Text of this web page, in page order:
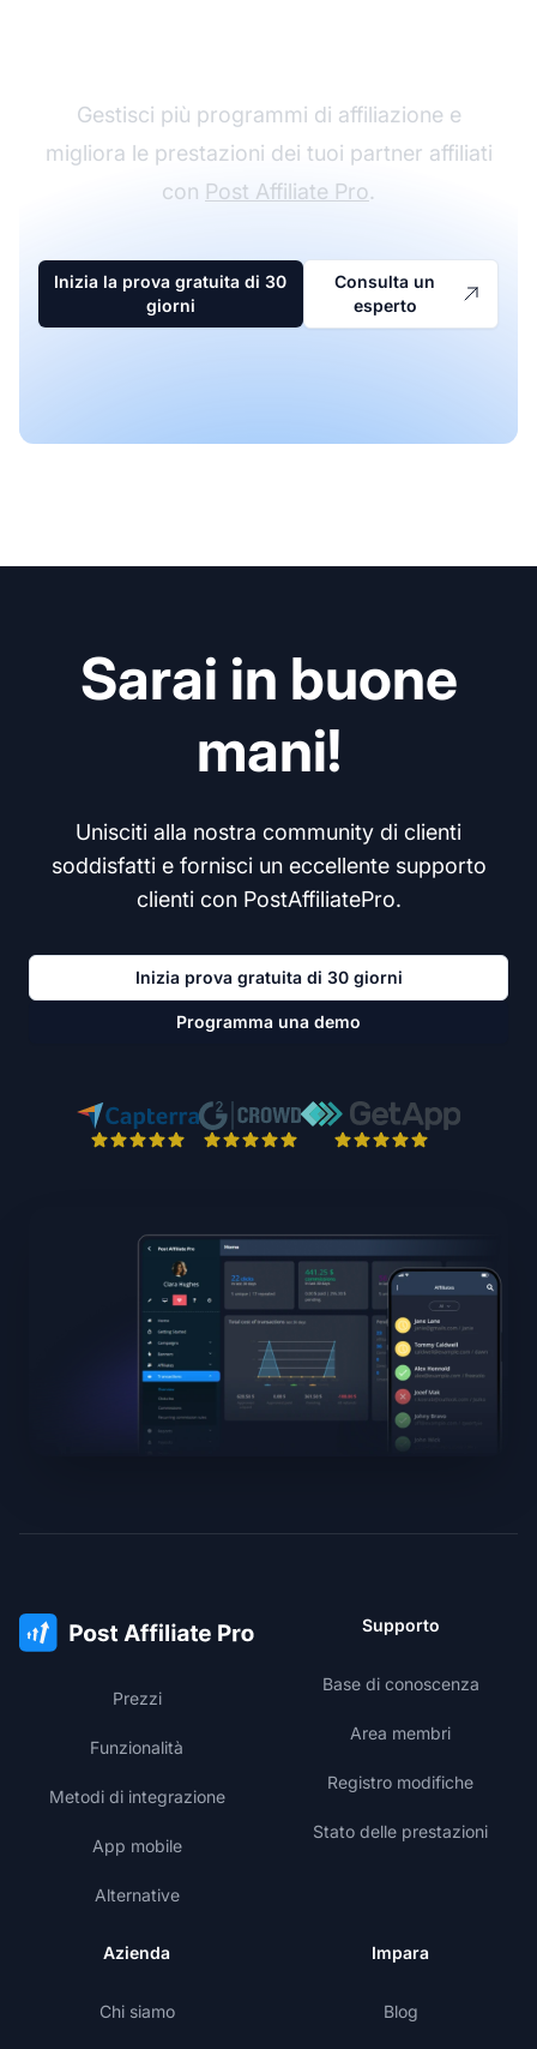
Gestisci più programmi di affiliazione e
migliora le prestazioni dei tuoi partner affiliati
con Post Affiliate Pro.
Inizia la prova gratuita di 30
giorni
Consulta un
esperto
Sarai in buone
mani!
Unisciti alla nostra community di clienti
soddisfatti e fornisci un eccellente supporto
clienti con PostAffiliatePro.
Inizia prova gratuita di 30 giorni
Programma una demo
Prezzi
Funzionalità
Metodi di integrazione
App mobile
Alternative
Supporto
Base di conoscenza
Area membri
Registro modifiche
Stato delle prestazioni
Azienda
Chi siamo
Impara
Blog